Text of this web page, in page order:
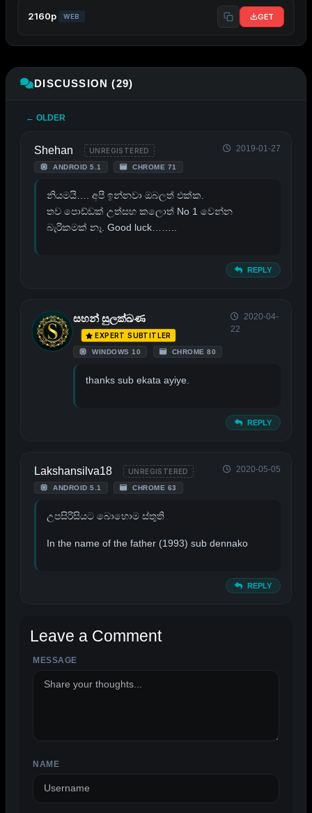
2160p WEB GET
DISCUSSION (29)
← OLDER
Shehan UNREGISTERED
ANDROID 5.1 CHROME 71
2019-01-27
නියමයි…. අපී ඉන්නවා ඔබලත් එක්ක.
තව පොඩ්ඩක් උත්සහ කලොත් No 1 වෙන්න
බැරිකමක් නෑ. Good luck……..
REPLY
සහන් සුලක්ඛණ
EXPERT SUBTITLER
WINDOWS 10 CHROME 80
2020-04-
22
thanks sub ekata ayiye.
REPLY
Lakshansilva18 UNREGISTERED
ANDROID 5.1 CHROME 63
2020-05-05
උපසිරිසියට බොහොම ස්තුති
In the name of the father (1993) sub dennako
REPLY
Leave a Comment
MESSAGE
NAME
ALTERNATIVE: